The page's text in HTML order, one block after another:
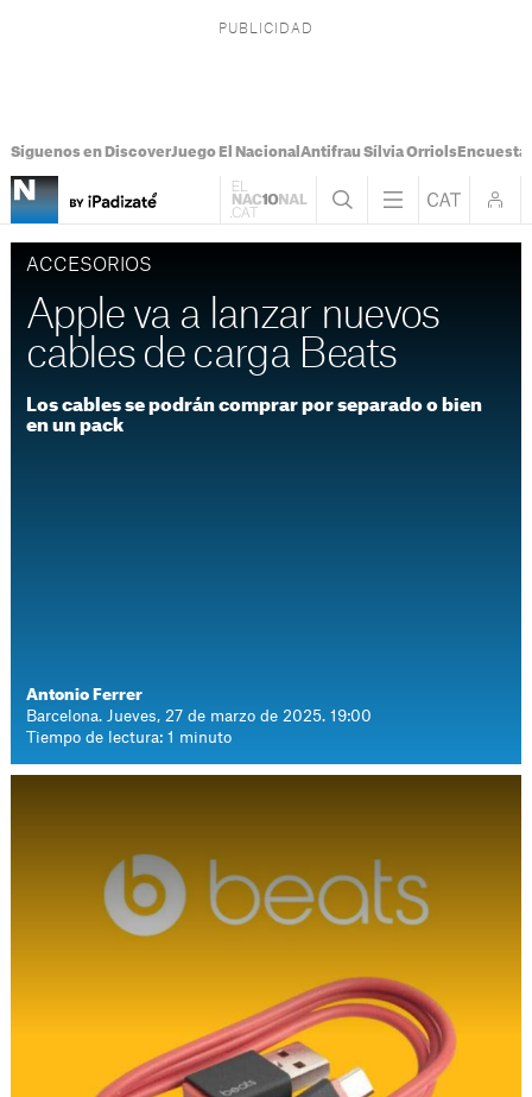
Síguenos en DiscoverJuego El Nacional Antifrau Sílvia OrriolsEncuesta
ACCESORIOS
Apple va a lanzar nuevos
cables de carga Beats
Los cables se podrán comprar por separado o bien
en un pack
Antonio Ferrer
Barcelona. Jueves, 27 de marzo de 2025. 19:00
Tiempo de lectura: 1 minuto